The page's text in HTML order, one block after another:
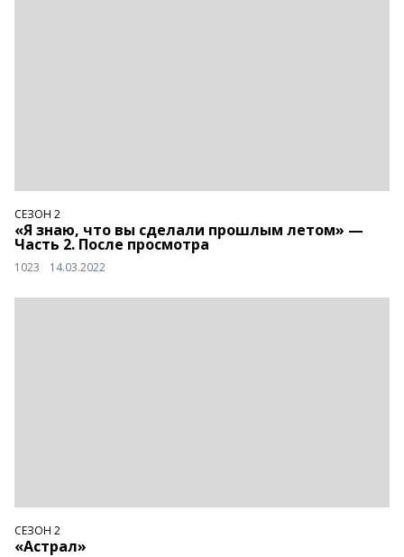
СЕЗОН 2
«Я знаю, что вы сделали прошлым летом» —
Часть 2. После просмотра
1023 14.03.2022
СЕЗОН 2
«Астрал»